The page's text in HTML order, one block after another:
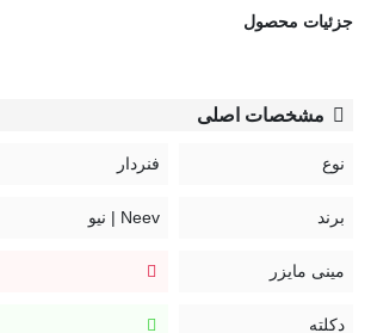
شش ماه ضمانت کالا
دانتل
فنردار
رویه بلند
جزئیات محصول
مشخصات اصلی
نوع فنردار
برند Neev | نیو
مینی مایزر
دکلته